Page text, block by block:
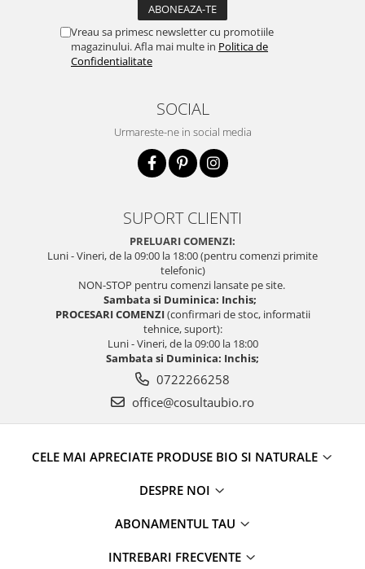
Vreau sa primesc newsletter cu promotiile
magazinului. Afla mai multe in Politica de
Confidentialitate
SOCIAL
Urmareste-ne in social media
SUPORT CLIENTI
PRELUARI COMENZI:
Luni - Vineri, de la 09:00 la 18:00 (pentru comenzi primite
telefonic)
NON-STOP pentru comenzi lansate pe site.
Sambata si Duminica: Inchis;
PROCESARI COMENZI(confirmari de stoc, informatii
tehnice, suport):
Luni - Vineri, de la 09:00 la 18:00
Sambata si Duminica: Inchis;
0722266258
office@cosultaubio.ro
CELE MAI APRECIATE PRODUSE BIO SI NATURALE
DESPRE NOI
ABONAMENTUL TAU
INTREBARI FRECVENTE